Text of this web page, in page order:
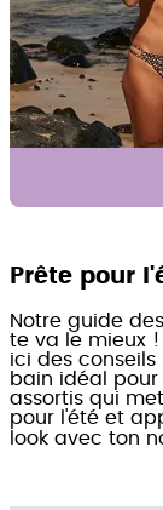
Prête pour
Notre guide
te va le mieux
ici des
bain idéal pour
assortis qui
pour l'été et
look avec ton